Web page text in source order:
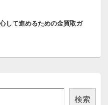
して進めるための金買取ガ
検索